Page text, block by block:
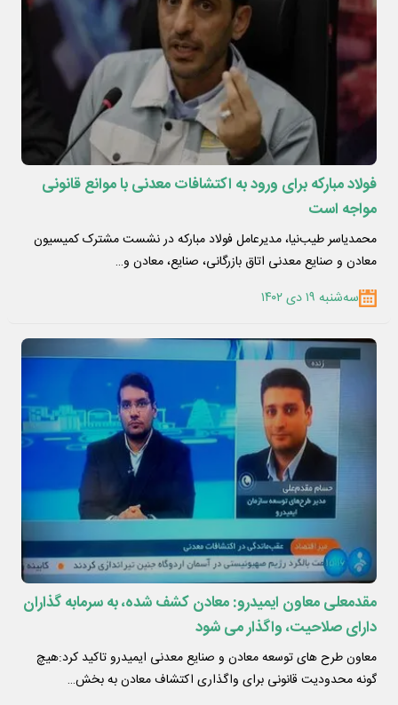
فولاد مبارکه برای ورود به اکتشافات معدنی با موانع قانونی
مواجه است
محمدیاسر طیب‌نیا، مدیرعامل فولاد مبارکه در نشست مشترک کمیسیون
معادن و صنایع معدنی اتاق بازرگانی، صنایع، معادن و…
سه‌شنبه ۱۹ دی ۱۴۰۲
مقدمعلی معاون ایمیدرو: معادن کشف شده، به سرمابه گذاران
دارای صلاحیت، واگذار می شود
معاون طرح های توسعه معادن و صنایع معدنی ایمیدرو تاکید کرد:هیچ
گونه محدودیت قانونی برای واگذاری اکتشاف معادن به بخش…